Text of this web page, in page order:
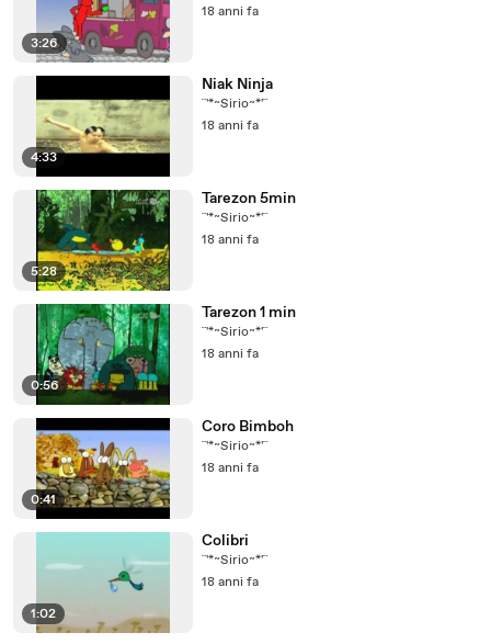
3:26
18 anni fa
4:33
Niak Ninja
¨'*~Sirio~*'¨
18 anni fa
5:28
Tarezon 5min
¨'*~Sirio~*'¨
18 anni fa
0:56
Tarezon 1 min
¨'*~Sirio~*'¨
18 anni fa
0:41
Coro Bimboh
¨'*~Sirio~*'¨
18 anni fa
1:02
Colibri
¨'*~Sirio~*'¨
18 anni fa